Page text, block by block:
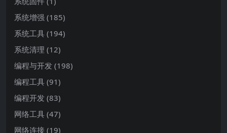
系统增强 (185)
系统工具 (194)
系统清理 (12)
编程与开发 (198)
编程工具 (91)
编程开发 (83)
网络工具 (47)
网络连接 (19)